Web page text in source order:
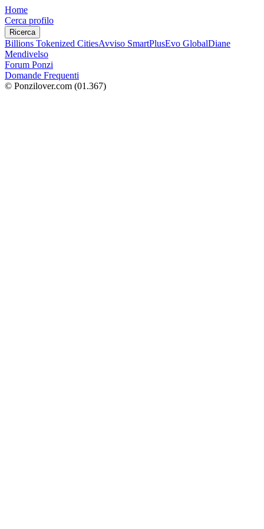
Home
Cerca profilo
Ricerca
Billions Tokenized CitiesAvviso SmartPlusEvo GlobalDiane
Mendivelso
Forum Ponzi
Domande Frequenti
© Ponzilover.com (01.367)